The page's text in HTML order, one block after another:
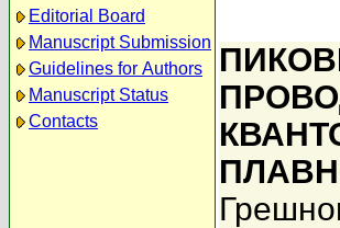
Editorial Board
Manuscript Submission
Guidelines for Authors
Manuscript Status
Contacts